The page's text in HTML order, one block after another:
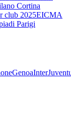
Cortina
club 2025EICMA
Parigi
GenoaInter